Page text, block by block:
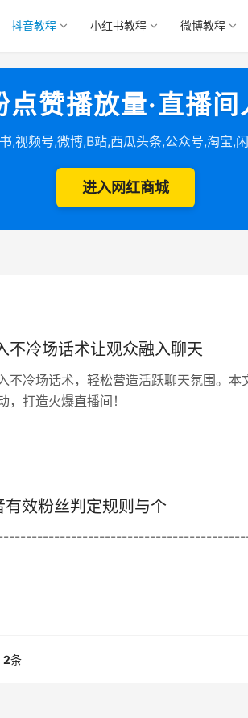
抖音教程 小红书教程 微博教程
点赞播放量·直播间
,视频号,微博,B站,西瓜头条,公众号,淘宝,
进入网红商城
不冷场话术让观众融入聊天
不冷场话术，轻松营造活跃聊天氛围。本
，打造火爆直播间！
效粉丝判定规则与个
2条